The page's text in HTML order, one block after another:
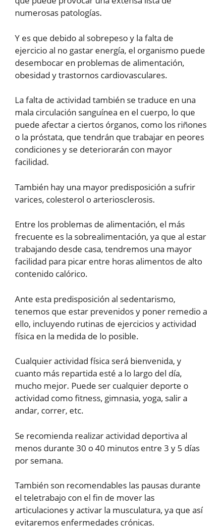
numerosas patologías.
Y es que debido al sobrepeso y la falta de
ejercicio al no gastar energía, el organismo puede
desembocar en problemas de alimentación,
obesidad y trastornos cardiovasculares.
La falta de actividad también se traduce en una
mala circulación sanguínea en el cuerpo, lo que
puede afectar a ciertos órganos, como los riñones
o la próstata, que tendrán que trabajar en peores
condiciones y se deteriorarán con mayor
facilidad.
También hay una mayor predisposición a sufrir
varices, colesterol o arteriosclerosis.
Entre los problemas de alimentación, el más
frecuente es la sobrealimentación, ya que al estar
trabajando desde casa, tendremos una mayor
facilidad para picar entre horas alimentos de alto
contenido calórico.
Ante esta predisposición al sedentarismo,
tenemos que estar prevenidos y poner remedio a
ello, incluyendo rutinas de ejercicios y actividad
física en la medida de lo posible.
Cualquier actividad física será bienvenida, y
cuanto más repartida esté a lo largo del día,
mucho mejor. Puede ser cualquier deporte o
actividad como fitness, gimnasia, yoga, salir a
andar, correr, etc.
Se recomienda realizar actividad deportiva al
menos durante 30 o 40 minutos entre 3 y 5 días
por semana.
También son recomendables las pausas durante
el teletrabajo con el fin de mover las
articulaciones y activar la musculatura, ya que así
evitaremos enfermedades crónicas.